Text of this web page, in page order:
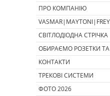
ПРО КОМПАНІЮ
СВІТЛОДІОДНА СТРІЧКА
ОБИРАЄМО РОЗЕТКИ
КОНТАКТИ
ТРЕКОВІ СИСТЕМИ
ФОТО 2026